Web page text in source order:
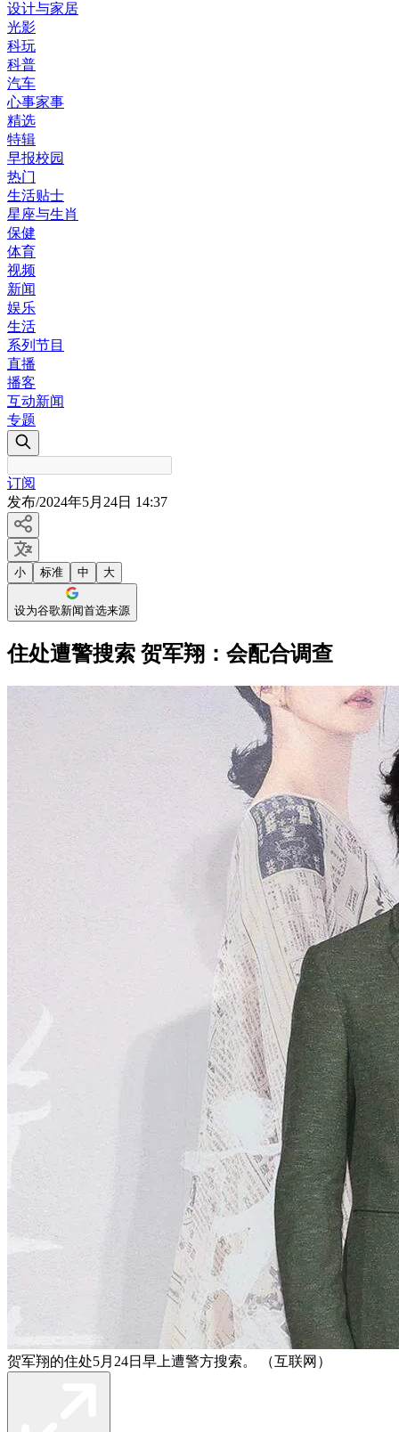
设计与家居
光影
科玩
科普
汽车
心事家事
精选
特辑
早报校园
热门
生活贴士
星座与生肖
保健
体育
视频
新闻
娱乐
生活
系列节目
直播
播客
互动新闻
专题
订阅
发布/2024年5月24日 14:37
小 标准 中 大
设为谷歌新闻首选来源
住处遭警搜索 贺军翔：会配合调查
贺军翔的住处5月24日早上遭警方搜索。 （互联网）